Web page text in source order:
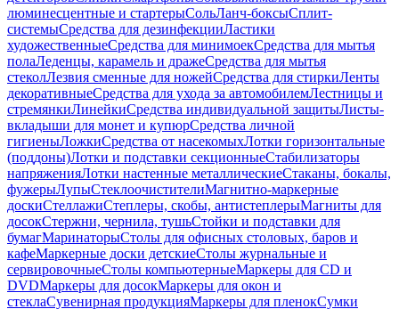
люминесцентные и стартерыСольЛанч-боксыСплит-
системыСредства для дезинфекцииЛастики
художественныеСредства для минимоекСредства для мытья
полаЛеденцы, карамель и дражеСредства для мытья
стеколЛезвия сменные для ножейСредства для стиркиЛенты
декоративныеСредства для ухода за автомобилемЛестницы и
стремянкиЛинейкиСредства индивидуальной защитыЛисты-
вкладыши для монет и купюрСредства личной
гигиеныЛожкиСредства от насекомыхЛотки горизонтальные
(поддоны)Лотки и подставки секционныеСтабилизаторы
напряженияЛотки настенные металлическиеСтаканы, бокалы,
фужерыЛупыСтеклоочистителиМагнитно-маркерные
доскиСтеллажиСтеплеры, скобы, антистеплерыМагниты для
досокСтержни, чернила, тушьСтойки и подставки для
бумагМаринаторыСтолы для офисных столовых, баров и
кафеМаркерные доски детскиеСтолы журнальные и
сервировочныеСтолы компьютерныеМаркеры для CD и
DVDМаркеры для досокМаркеры для окон и
стеклаСувенирная продукцияМаркеры для пленокСумки